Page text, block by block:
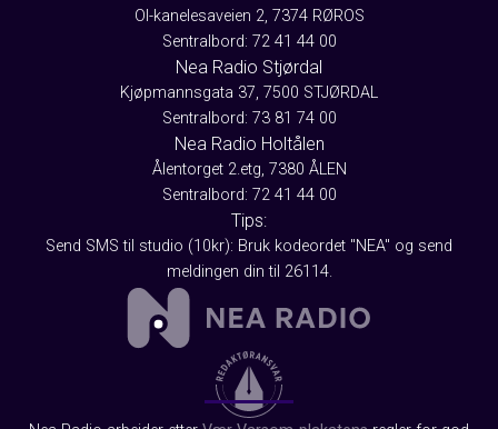
Ol-kanelesaveien 2, 7374 RØROS
Sentralbord: 72 41 44 00
Nea Radio Stjørdal
Kjøpmannsgata 37, 7500 STJØRDAL
Sentralbord: 73 81 74 00
Nea Radio Holtålen
Ålentorget 2.etg, 7380 ÅLEN
Sentralbord: 72 41 44 00
Tips:
Send SMS til studio (10kr): Bruk kodeordet "NEA" og send
meldingen din til 26114.